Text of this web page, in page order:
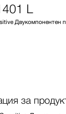
L
Двукомпонентен
за